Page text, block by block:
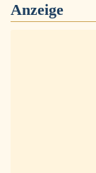
Anzeige